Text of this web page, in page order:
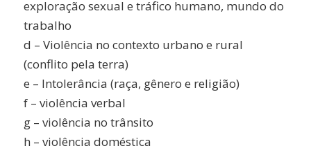
exploração sexual e tráfico humano, mundo do
trabalho
d – Violência no contexto urbano e rural
(conflito pela terra)
e – Intolerância (raça, gênero e religião)
f – violência verbal
g – violência no trânsito
h – violência doméstica